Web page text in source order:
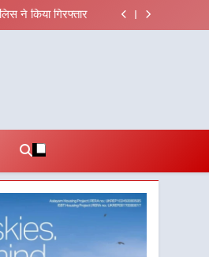
प्रतिभा का प्रदर्शन
ने किया गिरफ्तार
: धामी कैबिनेट के
न्याय पंचायत से
ने किया गिरफ्तार
: धामी कैबिनेट के